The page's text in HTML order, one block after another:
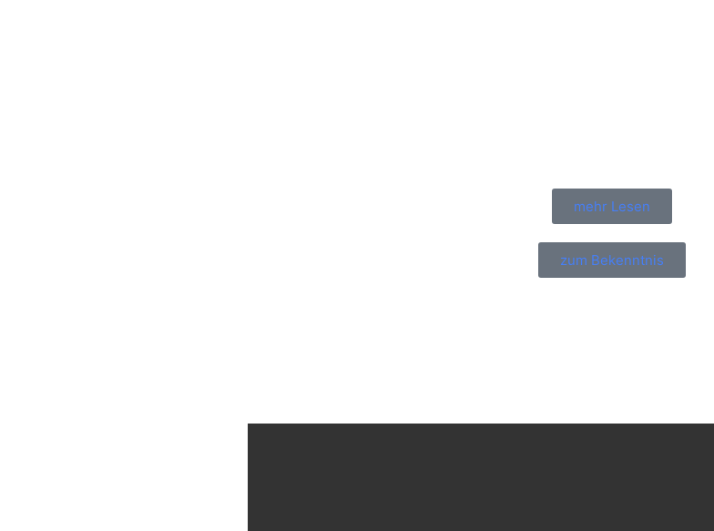
mehr Lesen
zum Bekenntnis